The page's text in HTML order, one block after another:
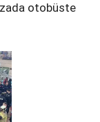
İhbar Hattı
otobüste